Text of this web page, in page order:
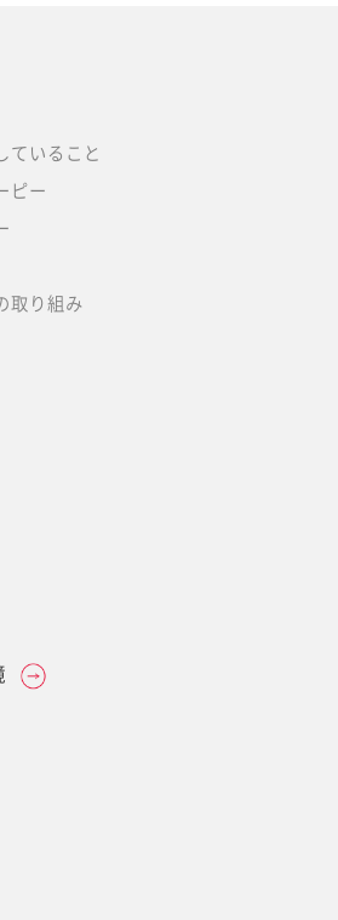
ていること
ピー
取り組み